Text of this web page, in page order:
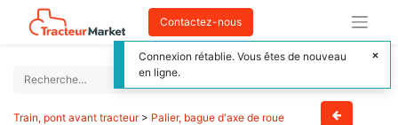
Contactez-nous
Train, pont avant tracteur> Palier, bague d'axe de roue
Connexion rétablie. Vous êtes de nouveau
en ligne.